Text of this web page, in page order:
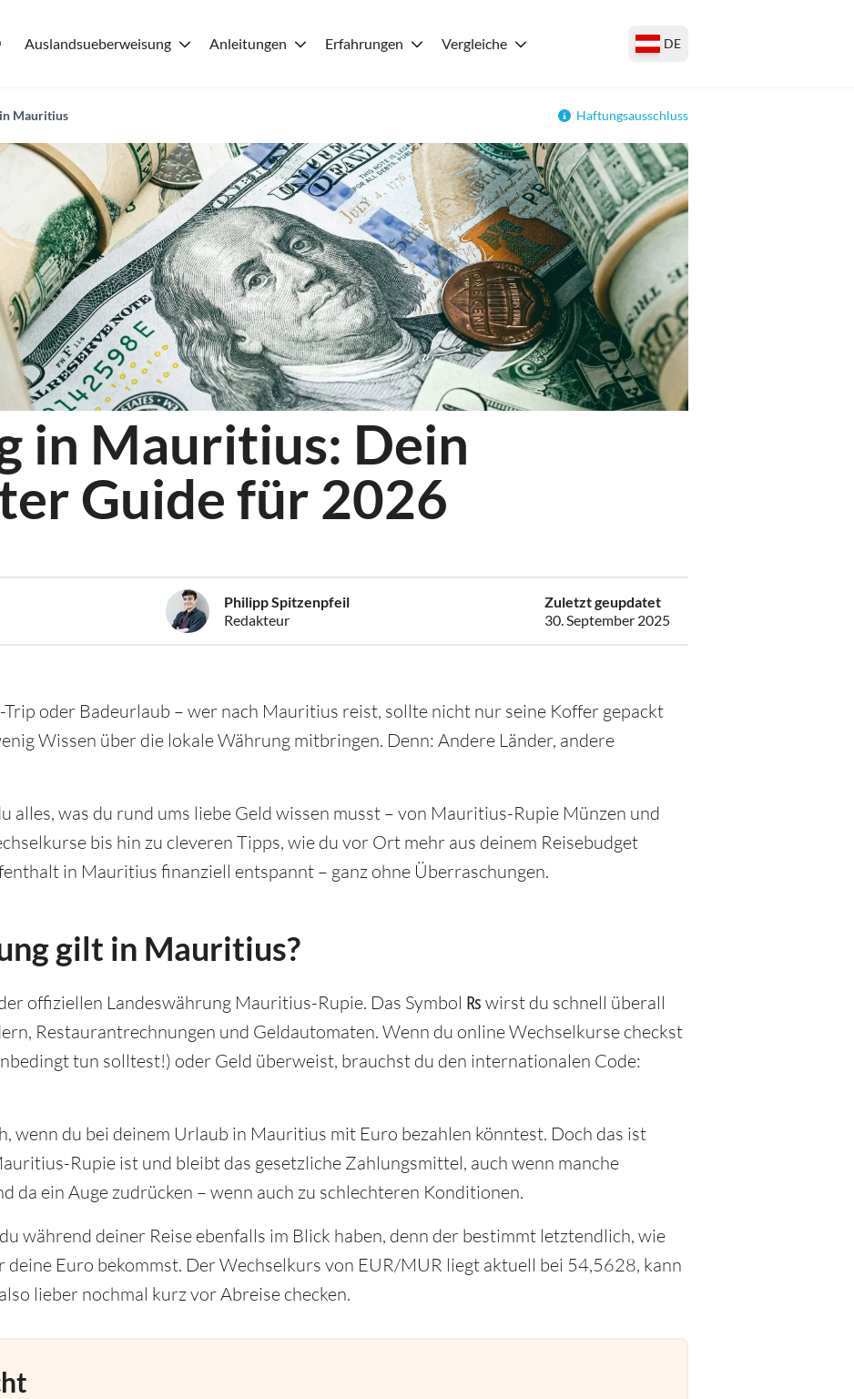
Auslandsueberweisung Anleitungen Erfahrungen Vergleiche DE
Mauritius Haftungsausschluss
in Mauritius: Dein
Guide für 2026
Philipp Spitzenpfeil
Redakteur
Zuletzt geupdatet
30. September 2025
Trip oder Badeurlaub – wer nach Mauritius reist, sollte nicht nur seine Koffer gepackt
Wissen über die lokale Währung mitbringen. Denn: Andere Länder, andere
alles, was du rund ums liebe Geld wissen musst – von Mauritius-Rupie Münzen und
bis hin zu cleveren Tipps, wie du vor Ort mehr aus deinem Reisebudget
in Mauritius finanziell entspannt – ganz ohne Überraschungen.
gilt in Mauritius?
offiziellen Landeswährung Mauritius-Rupie. Das Symbol ₨ wirst du schnell überall
Restaurantrechnungen und Geldautomaten. Wenn du online Wechselkurse checkst
tun solltest!) oder Geld überweist, brauchst du den internationalen Code:
wenn du bei deinem Urlaub in Mauritius mit Euro bezahlen könntest. Doch das ist
Rupie ist und bleibt das gesetzliche Zahlungsmittel, auch wenn manche
da ein Auge zudrücken – wenn auch zu schlechteren Konditionen.
während deiner Reise ebenfalls im Blick haben, denn der bestimmt letztendlich, wie
Euro bekommst. Der Wechselkurs von EUR/MUR liegt aktuell bei 54,5628, kann
lieber nochmal kurz vor Abreise checken.